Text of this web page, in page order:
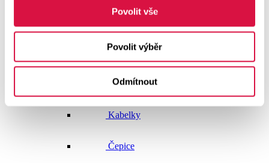
Povolit vše
Povolit výběr
Odmítnout
Boty GEOX
Pásky
Peněženky
Kabelky
Čepice